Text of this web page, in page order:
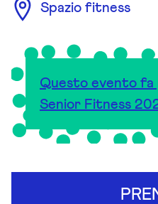
Spazio fitness
Questo evento fa
Senior Fitness